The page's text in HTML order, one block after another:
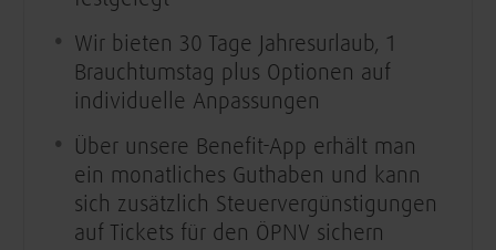
Wir bieten 30 Tage Jahresurlaub, 1
Brauchtumstag plus Optionen auf
individuelle Anpassungen
Über unsere Benefit-App erhält man
ein monatliches Guthaben und kann
sich zusätzlich Steuervergünstigungen
auf Tickets für den ÖPNV sichern